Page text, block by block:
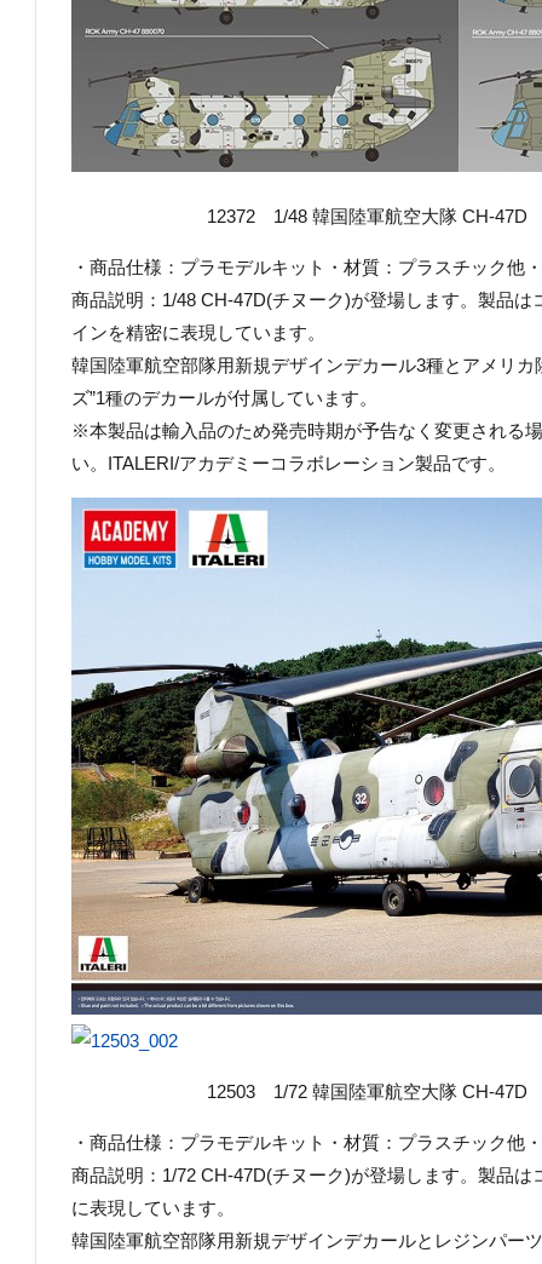
12372 1/48 韓国陸軍航空大隊 CH-47D
・商品仕様：プラモデルキット・材質：プラスチック他
商品説明：1/48 CH-47D(チヌーク)が登場します。製品
インを精密に表現しています。
韓国陸軍航空部隊用新規デザインデカール3種とアメリ
ズ”1種のデカールが付属しています。
※本製品は輸入品のため発売時期が予告なく変更される
い。ITALERI/アカデミーコラボレーション製品です。
12503 1/72 韓国陸軍航空大隊 CH-47D
・商品仕様：プラモデルキット・材質：プラスチック他
商品説明：1/72 CH-47D(チヌーク)が登場します。製品
に表現しています。
韓国陸軍航空部隊用新規デザインデカールとレジンパー